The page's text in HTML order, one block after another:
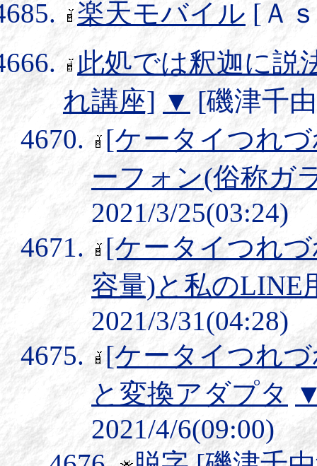
楽天モバイル [Ａ
此処では釈迦に説
れ講座] ▼[磯津千由
[ケータイつれ
ーフォン(俗称ガ
2021/3/25(03:24)
[ケータイつれ
容量)と私のLINE
2021/3/31(04:28)
[ケータイつれ
と変換アダプタ
2021/4/6(09:00)